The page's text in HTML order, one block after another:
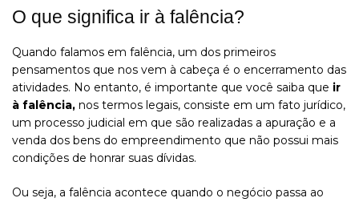
O que significa ir à falência?
Quando falamos em falência, um dos primeiros
pensamentos que nos vem à cabeça é o encerramento das
atividades. No entanto, é importante que você saiba que ir
à falência, nos termos legais, consiste em um fato jurídico,
um processo judicial em que são realizadas a apuração e a
venda dos bens do empreendimento que não possui mais
condições de honrar suas dívidas.
Ou seja, a falência acontece quando o negócio passa ao